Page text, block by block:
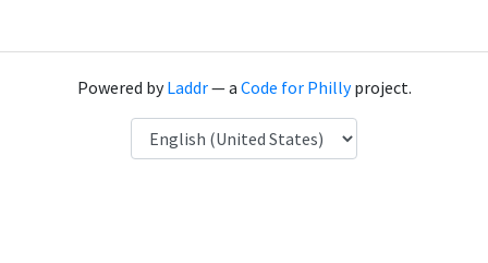
Powered byLaddr— a Code for Phillyproject.
Language